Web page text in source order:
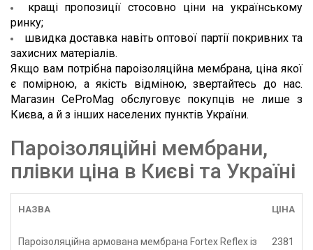
кращі пропозиції стосовно ціни на українському
ринку;
швидка доставка навіть оптової партії покривних та
захисних матеріалів.
Якщо вам потрібна пароізоляційна мембрана, ціна якої
є помірною, а якість відміною, звертайтесь до нас.
Магазин CeProMag обслуговує покупців не лише з
Києва, а й з інших населених пунктів України.
Пароізоляційні мембрани,
плівки ціна в Києві та Україні
НАЗВА ЦІНА
Пароізоляційна армована мембрана Fortex Reflex із
2381